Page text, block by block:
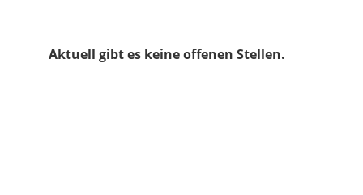
Aktuell gibt es keine offenen Stellen.